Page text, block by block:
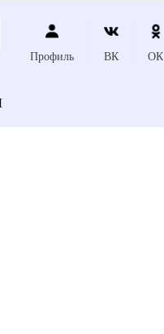
Профиль ВК ОК